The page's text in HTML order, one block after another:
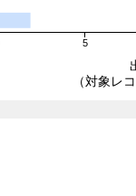
5
（対象レ